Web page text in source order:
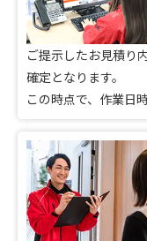
ご提示したお見積り
確定となります。
この時点で、作業日